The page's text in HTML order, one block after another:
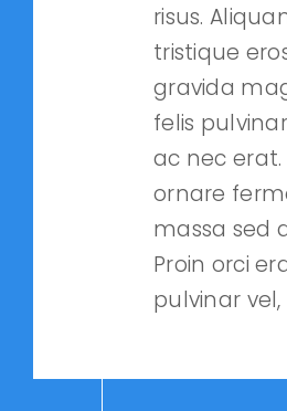
risus.
tristique
gravida
felis
ac nec
ornare
massa sed
Proin orci
pulvinar